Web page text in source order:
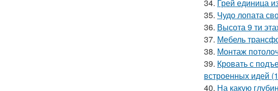
34. Грей единица
35. Чудо лопата
36. Высота 9 ти
37. Мебель
38. Монтаж
39. Кровать с
встроенных идей
40. На какую